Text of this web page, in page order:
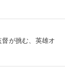
が挑む、英雄オ